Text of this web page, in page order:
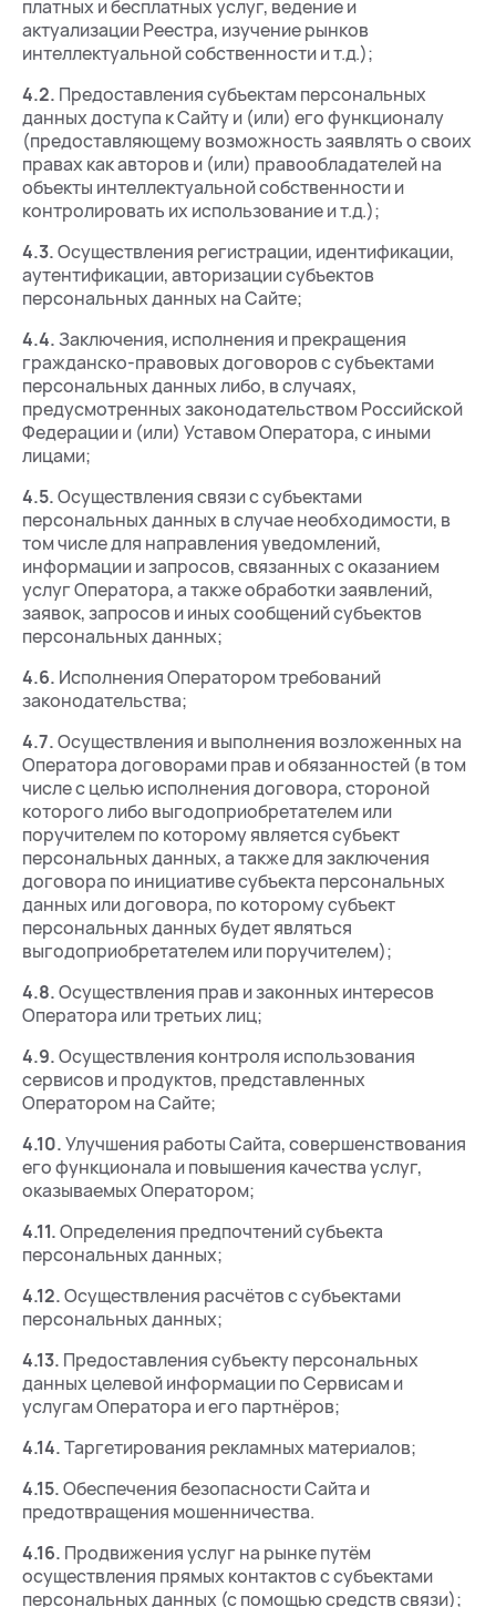
платных и бесплатных услуг, ведение и
актуализации Реестра, изучение рынков
интеллектуальной собственности и т.д.);
4.2. Предоставления субъектам персональных
данных доступа к Сайту и (или) его функционалу
(предоставляющему возможность заявлять о своих
правах как авторов и (или) правообладателей на
объекты интеллектуальной собственности и
контролировать их использование и т.д.);
4.3.Осуществления регистрации, идентификации,
аутентификации, авторизации субъектов
персональных данных на Сайте;
4.4.Заключения, исполнения и прекращения
гражданско-правовых договоров с субъектами
персональных данных либо, в случаях,
предусмотренных законодательством Российской
Федерации и (или) Уставом Оператора, с иными
лицами;
4.5.Осуществления связи с субъектами
персональных данных в случае необходимости, в
том числе для направления уведомлений,
информации и запросов, связанных с оказанием
услуг Оператора, а также обработки заявлений,
заявок, запросов и иных сообщений субъектов
персональных данных;
4.6. Исполнения Оператором требований
законодательства;
4.7.Осуществления и выполнения возложенных на
Оператора договорами прав и обязанностей (в том
числе с целью исполнения договора, стороной
которого либо выгодоприобретателем или
поручителем по которому является субъект
персональных данных, а также для заключения
договора по инициативе субъекта персональных
данных или договора, по которому субъект
персональных данных будет являться
выгодоприобретателем или поручителем);
4.8.Осуществления прав и законных интересов
Оператора или третьих лиц;
4.9.Осуществления контроля использования
сервисов и продуктов, представленных
Оператором на Сайте;
4.10.Улучшения работы Сайта, совершенствования
его функционала и повышения качества услуг,
оказываемых Оператором;
4.11.Определения предпочтений субъекта
персональных данных;
4.12.Осуществления расчётов с субъектами
персональных данных;
4.13. Предоставления субъекту персональных
данных целевой информации по Сервисам и
услугам Оператора и его партнёров;
4.14.Таргетирования рекламных материалов;
4.15.Обеспечения безопасности Сайта и
предотвращения мошенничества.
4.16. Продвижения услуг на рынке путём
осуществления прямых контактов с субъектами
персональных данных (с помощью средств связи);